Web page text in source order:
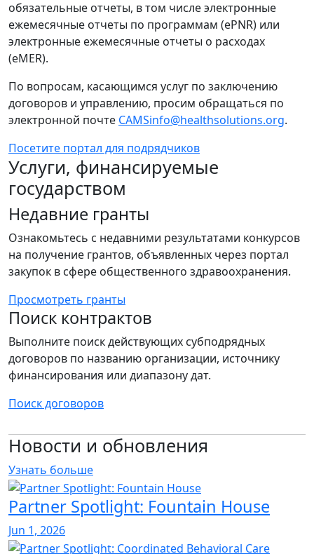
обязательные отчеты, в том числе электронные
ежемесячные отчеты по программам (ePNR) или
электронные ежемесячные отчеты о расходах
(eMER).
По вопросам, касающимся услуг по заключению
договоров и управлению, просим обращаться по
электронной почте CAMSinfo@healthsolutions.org.
Посетите портал для подрядчиков
Услуги, финансируемые
государством
Недавние гранты
Ознакомьтесь с недавними результатами конкурсов
на получение грантов, объявленных через портал
закупок в сфере общественного здравоохранения.
Просмотреть гранты
Поиск контрактов
Выполните поиск действующих субподрядных
договоров по названию организации, источнику
финансирования или диапазону дат.
Поиск договоров
Новости и обновления
Узнать больше
Partner Spotlight: Fountain House
Jun 1, 2026